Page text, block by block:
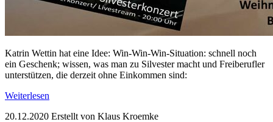
Katrin Wettin hat eine Idee: Win-Win-Win-Situation: schnell noch
ein Geschenk; wissen, was man zu Silvester macht und Freiberufler
unterstützen, die derzeit ohne Einkommen sind:
Weiterlesen
20.12.2020 Erstellt von Klaus Kroemke